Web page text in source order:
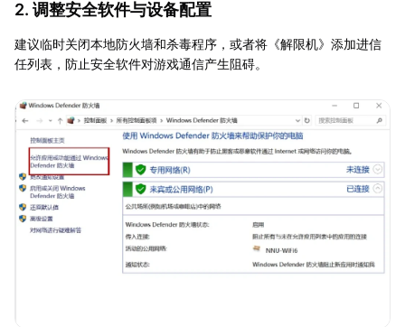
2. 调整安全软件与设备配置
建议临时关闭本地防火墙和杀毒程序，或者将《解限机》添加进信
任列表，防止安全软件对游戏通信产生阻碍。